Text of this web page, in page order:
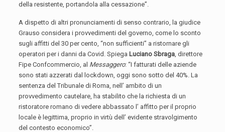
della resistente, portandola alla cessazione”.
A dispetto di altri pronunciamenti di senso contrario, la giudice
Grauso considera i provvedimenti del governo, come lo sconto
sugli affitti del 30 per cento, “non sufficienti” a ristornare gli
operatori per i danni da Covid. Spiega Luciano Sbraga, direttore
Fipe Confcommercio, al Messaggero: “I fatturati delle aziende
sono stati azzerati dal lockdown, oggi sono sotto del 40%. La
sentenza del Tribunale di Roma, nell’ ambito di un
provvedimento cautelare, ha stabilito che la richiesta di un
ristoratore romano di vedere abbassato l’ affitto per il proprio
locale è legittima, proprio in virtù dell’ evidente stravolgimento
del contesto economico”.